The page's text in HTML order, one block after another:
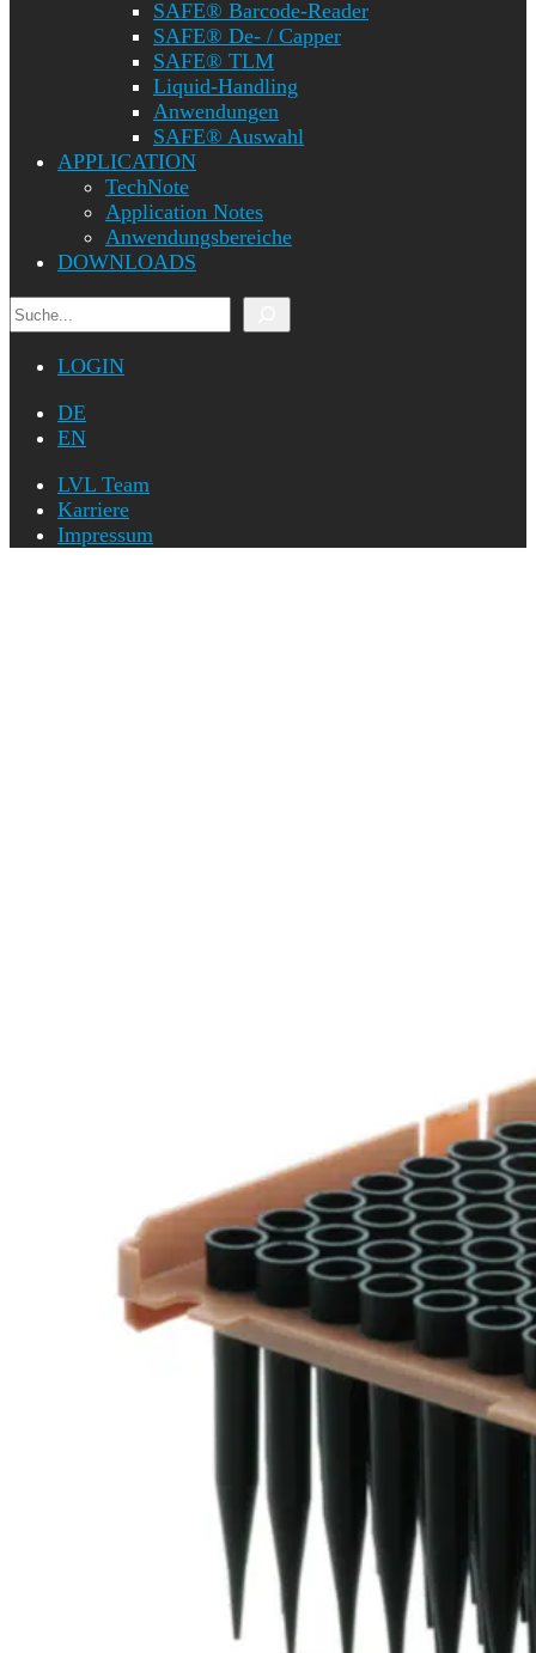
SAFE® Barcode-Reader
SAFE® De- / Capper
SAFE® TLM
Liquid-Handling
Anwendungen
SAFE® Auswahl
APPLICATION
TechNote
Application Notes
Anwendungsbereiche
DOWNLOADS
Suchen
LOGIN
DE
EN
LVL Team
Karriere
Impressum